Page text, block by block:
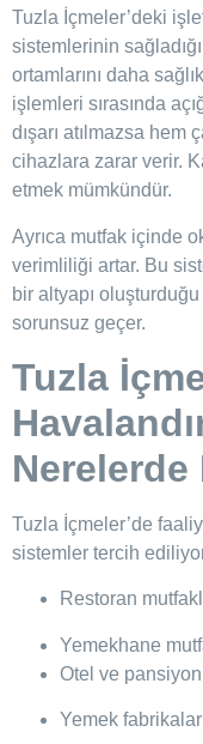
Tuzla İçmeler’deki
sistemlerinin
ortamlarını daha
işlemleri sırasında
dışarı atılmazsa hem
cihazlara zarar verir.
etmek mümkündür.
Ayrıca mutfak içinde
verimliliği artar. Bu
bir altyapı
sorunsuz geçer.
Tuzla
Nerelerde
Tuzla İçmeler’de
sistemler tercih
Restoran
Yemekhane
Otel ve pansiyon
Yemek